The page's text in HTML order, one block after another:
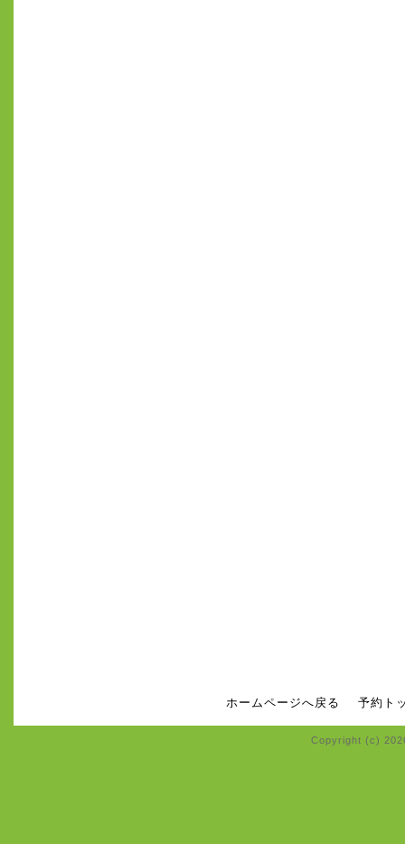
ホームページへ戻る 予約ト
Copyright (c)